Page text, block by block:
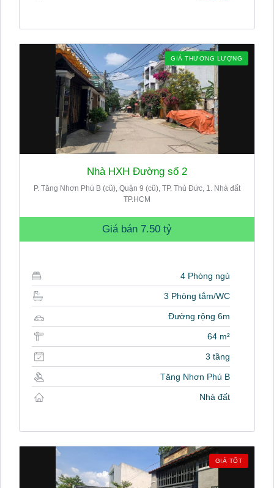
GIÁ THƯƠNG LƯỢNG
Nhà HXH Đường số 2
P. Tăng Nhơn Phú B (cũ), Quận 9 (cũ), TP. Thủ Đức, 1. Nhà đất
TP.HCM
Giá bán 7.50 tỷ
4 Phòng ngủ
3 Phòng tắm/WC
Đường rộng 6m
64 m²
3 tầng
Tăng Nhơn Phú B
Nhà đất
GIÁ TỐT